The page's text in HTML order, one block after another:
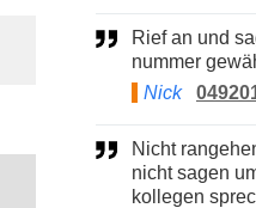
Rief an und sagte hätte falsche
nummer
Nick
Nicht rangehen! sehr unhöflich. wollte
nicht sagen
kollegen